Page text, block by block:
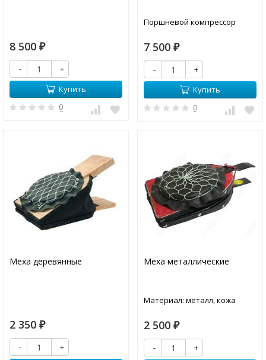
8 500 ₽
-
+
Купить
0
Поршневой компрессор
7 500 ₽
-
+
Купить
0
Меха деревянные
2 350 ₽
-
+
Меха металлические
Материал: металл, кожа
2 500 ₽
-
+